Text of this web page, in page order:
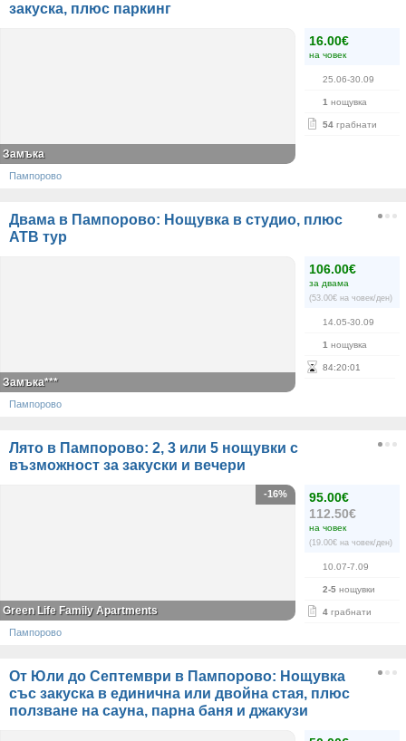
закуска, плюс паркинг
16.00€
на човек
25.06-30.09
1 нощувка
54 грабнати
Замъка
Пампорово
Двама в Пампорово: Нощувка в студио, плюс
АТВ тур
106.00€
за двама
(53.00€ на човек/ден)
14.05-30.09
1 нощувка
84:20:00
Замъка***
Пампорово
Лято в Пампорово: 2, 3 или 5 нощувки с
възможност за закуски и вечери
95.00€
112.50€
на човек
(19.00€ на човек/ден)
10.07-7.09
2-5 нощувки
4 грабнати
-16%
Green Life Family Apartments
Пампорово
От Юли до Септември в Пампорово: Нощувка
със закуска в единична или двойна стая, плюс
ползване на сауна, парна баня и джакузи